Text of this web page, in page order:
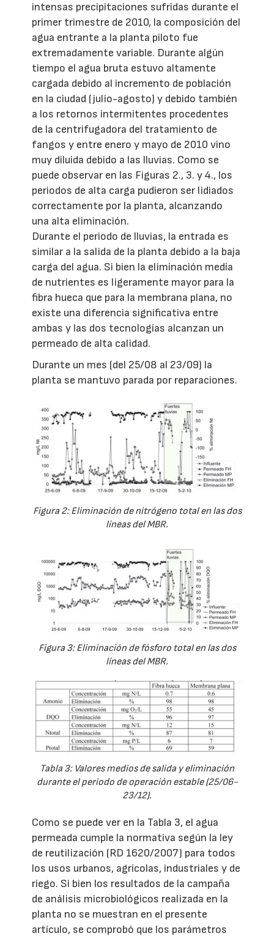
intensas precipitaciones sufridas durante el
primer trimestre de 2010, la composición del
agua entrante a la planta piloto fue
extremadamente variable. Durante algún
tiempo el agua bruta estuvo altamente
cargada debido al incremento de población
en la ciudad (julio-agosto) y debido también
a los retornos intermitentes procedentes
de la centrifugadora del tratamiento de
fangos y entre enero y mayo de 2010 vino
muy diluida debido a las lluvias. Como se
puede observar en las Figuras 2., 3. y 4., los
periodos de alta carga pudieron ser lidiados
correctamente por la planta, alcanzando
una alta eliminación.
Durante el periodo de lluvias, la entrada es
similar a la salida de la planta debido a la baja
carga del agua. Si bien la eliminación media
de nutrientes es ligeramente mayor para la
fibra hueca que para la membrana plana, no
existe una diferencia significativa entre
ambas y las dos tecnologías alcanzan un
permeado de alta calidad.
Durante un mes (del 25/08 al 23/09) la
planta se mantuvo parada por reparaciones.
Figura 2: Eliminación de nitrógeno total en las dos
líneas del MBR.
Figura 3: Eliminación de fósforo total en las dos
líneas del MBR.
Tabla 3: Valores medios de salida y eliminación
durante el periodo de operación estable (25/06-
23/12).
Como se puede ver en la Tabla 3, el agua
permeada cumple la normativa según la ley
de reutilización (RD 1620/2007) para todos
los usos urbanos, agrícolas, industriales y de
riego. Si bien los resultados de la campaña
de análisis microbiológicos realizada en la
planta no se muestran en el presente
artículo, se comprobó que los parámetros